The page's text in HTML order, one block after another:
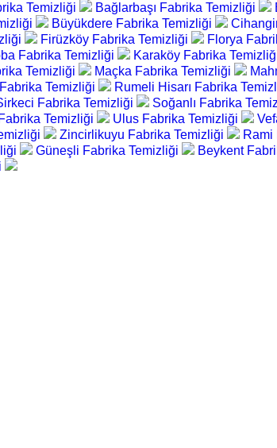
Temizliği Bağlarbaşı Fabrika Temizliği
Büyükdere Fabrika Temizliği
Firüzköy Fabrika Temizliği Florya
Fabrika Temizliği Karaköy Fabrika
Temizliği Maçka Fabrika Temizliği
Temizliği Rumeli Hisarı Fabrika
Fabrika Temizliği Soğanlı Fabrika
Temizliği Ulus Fabrika Temizliği
Zincirlikuyu Fabrika Temizliği Rami
Güneşli Fabrika Temizliği Beykent